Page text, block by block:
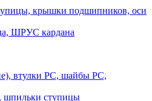
крышки подшипников, оси
ШРУС кардана
втулки РС, шайбы РС,
шпильки ступицы